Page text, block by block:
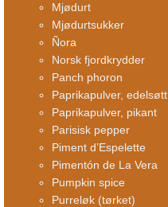
Mjødurt
Mjødurtsukker
Ñora
Norsk fjordkrydder
Panch phoron
Paprikapulver, edelsøtt
Paprikapulver, pikant
Parisisk pepper
Piment d’Espelette
Pimentón de La Vera
Pumpkin spice
Purreløk (tørket)